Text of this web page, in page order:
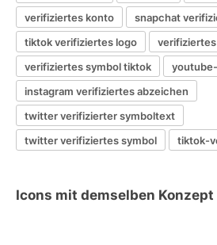
verifiziertes konto
snapchat
tiktok verifiziertes logo
verifiziertes symbol tiktok
instagram verifiziertes abzeichen
twitter verifizierter symboltext
twitter verifiziertes symbol
tiktok-
Icons mit demselben Konzept